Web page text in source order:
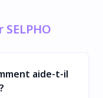
aide-t-il